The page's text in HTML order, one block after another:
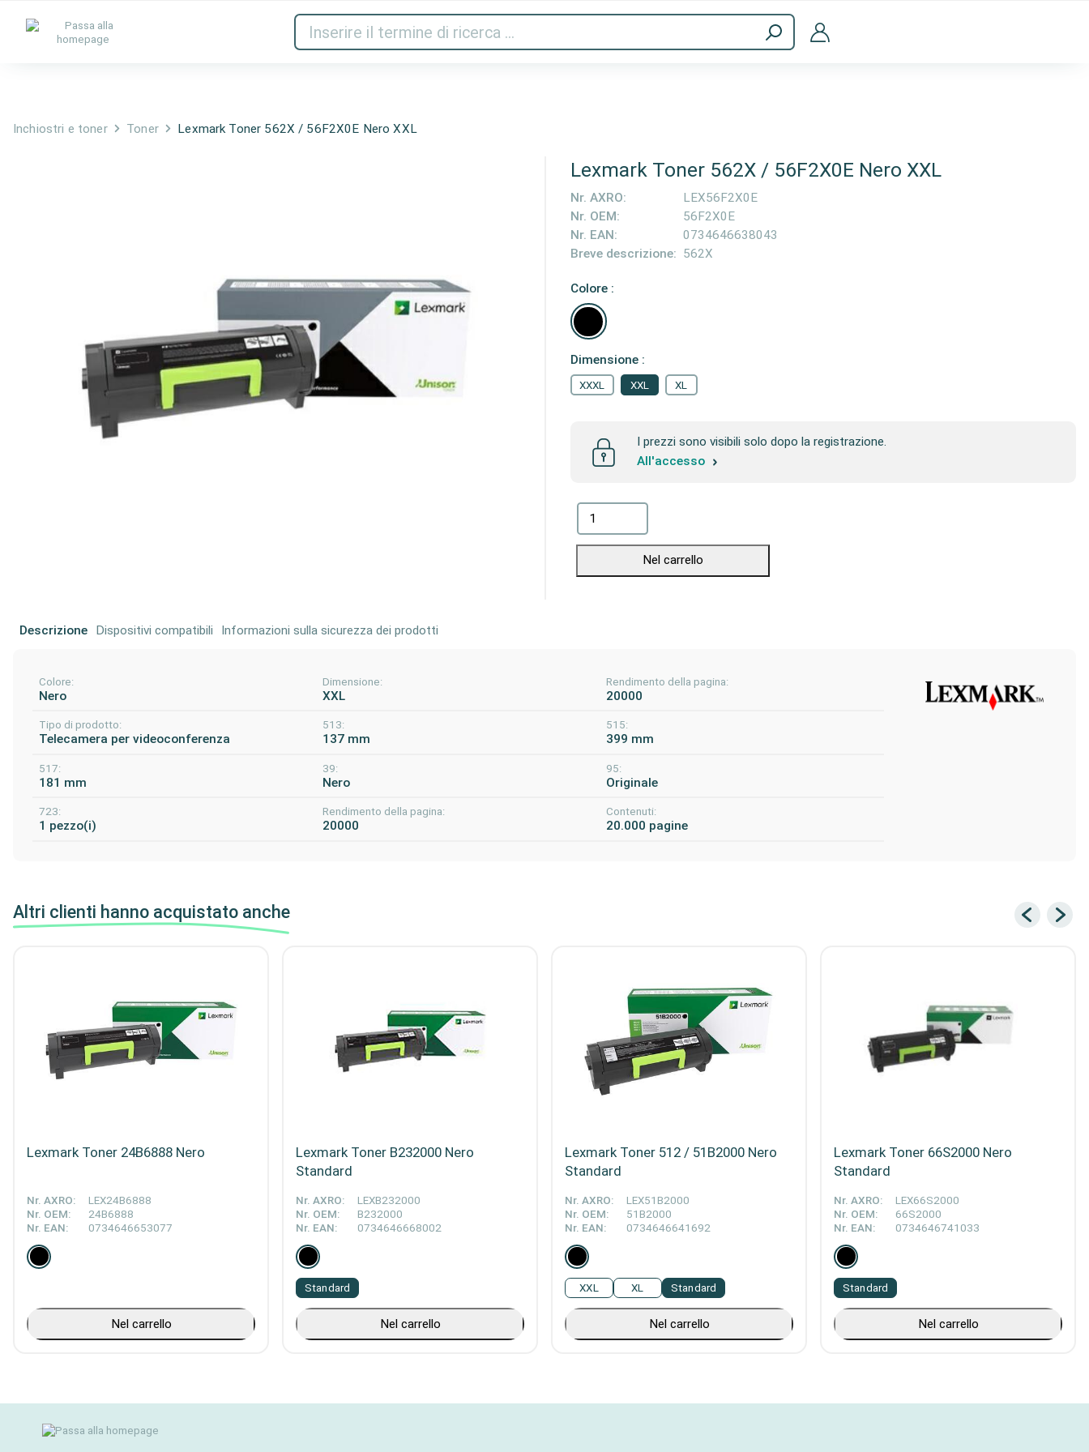
Inchiostri e toner Rete Audio e video Stampanti e scanner Accessori per computer
Inchiostri e toner Toner Lexmark Toner 562X / 56F2X0E Nero XXL
Lexmark Toner 562X / 56F2X0E Nero XXL
Nr. AXRO:
LEX56F2X0E
Nr. OEM:
56F2X0E
Nr. EAN:
0734646638043
Breve descrizione: 562X
Colore :
Dimensione :
XXL
XXXL XL
I prezzi sono visibili solo dopo la registrazione.
All'accesso
Nel carrello
Descrizione Dispositivi compatibili Informazioni sulla sicurezza dei prodotti
Colore:
Nero
Dimensione:
XXL
Rendimento della pagina:
20000
Tipo di prodotto:
Telecamera per videoconferenza
513:
137 mm
515:
399 mm
517:
181 mm
39:
Nero
95:
Originale
723:
1 pezzo(i)
Rendimento della pagina:
20000
Contenuti:
20.000 pagine
Altri clienti hanno acquistato anche
Lexmark Toner 24B6888 Nero
Nr. AXRO:
LEX24B6888
Nr. OEM:
24B6888
Nr. EAN:
0734646653077
Nel carrello
Lexmark Toner B232000 Nero
Standard
Nr. AXRO:
LEXB232000
Nr. OEM:
B232000
Nr. EAN:
0734646668002
Standard
Nel carrello
Lexmark Toner 512 / 51B2000 Nero
Standard
Nr. AXRO:
LEX51B2000
Nr. OEM:
51B2000
Nr. EAN:
0734646641692
XL
XXL Standard
Nel carrello
Lexmark Toner 66S2000 Nero
Standard
Nr. AXRO:
LEX66S2000
Nr. OEM:
66S2000
Nr. EAN:
0734646741033
Standard
Nel carrello